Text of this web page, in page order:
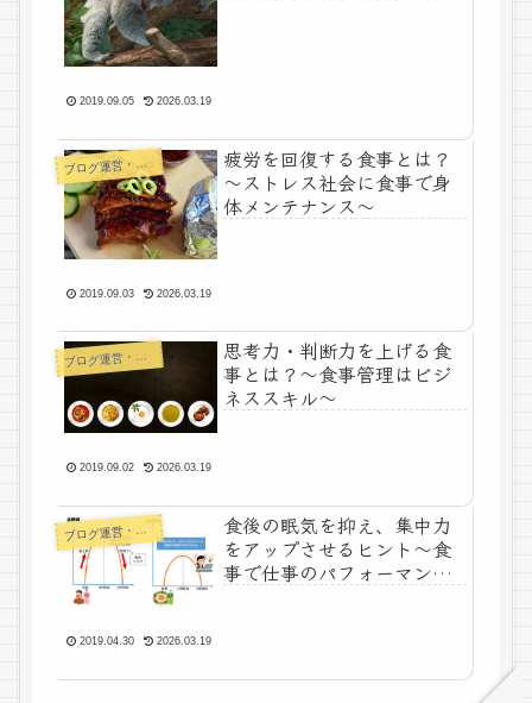
2019.09.05 2026.03.19
ブ ログ運営・よもやま
疲労を回復する食事とは？
～ストレス社会に食事で身
体メンテナンス～
2019.09.03 2026.03.19
ブ ログ運営・よもやま
思考力・判断力を上げる食
事とは？～食事管理はビジ
ネススキル～
2019.09.02 2026.03.19
ブ ログ運営・よもやま
食後の眠気を抑え、集中力
をアップさせるヒント～食
事で仕事のパフォーマンス
2019.04.30 2026.03.19